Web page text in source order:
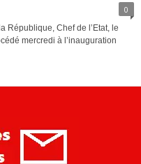
0
République, Chef de l’Etat, le
mercredi à l’inauguration